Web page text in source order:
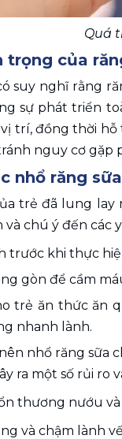
Quá
trọng của
suy nghĩ rằng
sự phát triển
trí, đồng thời hỗ
nguy cơ gặp
nhổ răng
trẻ đã lung lay
và chú ý đến các
trước khi thực
gòn để cầm
trẻ ăn thức ăn
nhanh lành.
nhổ răng sữa
ra một số rủi ro
thương nướu
và chậm lành